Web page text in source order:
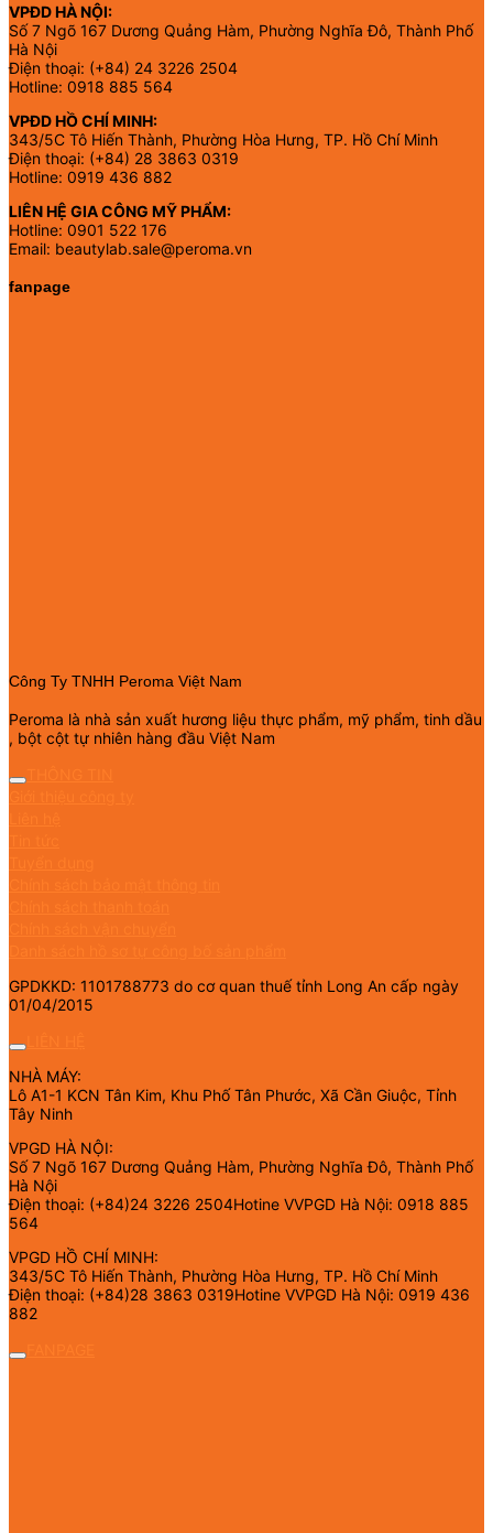
VPĐD HÀ NỘI:
Số 7 Ngõ 167 Dương Quảng Hàm, Phường Nghĩa Đô, Thành Phố
Hà Nội
Điện thoại: (+84) 24 3226 2504
Hotline: 0918 885 564
VPĐD HỒ CHÍ MINH:
343/5C Tô Hiến Thành, Phường Hòa Hưng, TP. Hồ Chí Minh
Điện thoại: (+84) 28 3863 0319
Hotline: 0919 436 882
LIÊN HỆ GIA CÔNG MỸ PHẨM:
Hotline: 0901 522 176
Email: beautylab.sale@peroma.vn
fanpage
Công Ty TNHH Peroma Việt Nam
Peroma là nhà sản xuất hương liệu thực phẩm, mỹ phẩm, tinh dầu
, bột cột tự nhiên hàng đầu Việt Nam
GPDKKD: 1101788773 do cơ quan thuế tỉnh Long An cấp ngày
01/04/2015
NHÀ MÁY:
Lô A1-1 KCN Tân Kim, Khu Phố Tân Phước, Xã Cần Giuộc, Tỉnh
Tây Ninh
VPGD HÀ NỘI:
Số 7 Ngõ 167 Dương Quảng Hàm, Phường Nghĩa Đô, Thành Phố
Hà Nội
Điện thoại: (+84)24 3226 2504Hotine VVPGD Hà Nội: 0918 885
564
VPGD HỒ CHÍ MINH:
343/5C Tô Hiến Thành, Phường Hòa Hưng, TP. Hồ Chí Minh
Điện thoại: (+84)28 3863 0319Hotine VVPGD Hà Nội: 0919 436
882